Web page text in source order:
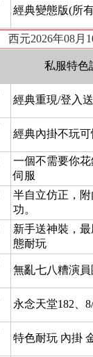
經典變態版(所
西元2026年08月
私服特色
經典重現/登入
經典內掛不玩
一個不需要你
伺服
半自立仿正，
功。
新手送神裝，
態耐玩
無亂七八糟演
永念天堂182、
特色耐玩 內掛